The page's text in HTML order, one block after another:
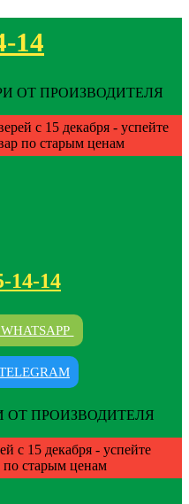
14
ОТ ПРОИЗВОДИТЕЛЯ
с 15 декабря - успейте
по старым ценам
14-14
ПРОИЗВОДИТЕЛЯ
с 15 декабря - успейте
по старым ценам